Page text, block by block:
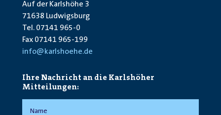
Auf der Karlshöhe 3
71638 Ludwigsburg
Tel. 07141 965-0
Fax 07141 965-199
info@karlshoehe.de
Ihre Nachricht an die Karlshöher
Mitteilungen: